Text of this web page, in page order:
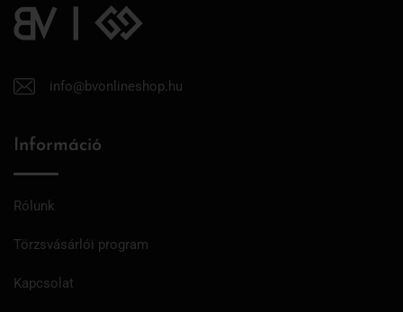
info@bvonlineshop.hu
Információ
Rólunk
Törzsvásárlói program
Kapcsolat